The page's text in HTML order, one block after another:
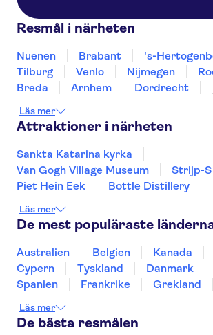
Resmål i närheten
Nuenen Brabant
's-
Tilburg
Venlo Nijmegen
Breda
Arnhem
Dordrecht
Amersfoort
Läs mer
Attraktioner i närheten
Sankta Katarina kyrka
Van Gogh Village Museum
Strijp-S
Piet Hein Eek
Bottle Distillery
Van Gogh-museet
Museumplein
Rijksmuseum
Zaanse Schans
Kaag-sjöarna båtturer
Anne Frank
Kungliga slottet i Amsterdam
Läs mer
De mest populäraste
Australien Belgien Kanada
Cypern
Tyskland Danmark
Spanien
Frankrike Grekland
Sverige
Thailand
Läs mer
De bästa resmålen